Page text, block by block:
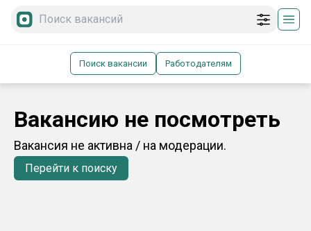
Поиск вакансии Работодателям
Вакансию не посмотреть
Вакансия не активна / на модерации.
Перейти к поиску